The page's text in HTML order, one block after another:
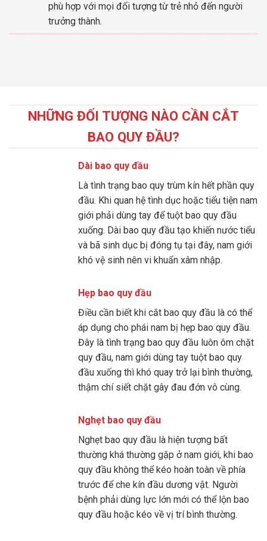
phù hợp với mọi đối tượng từ trẻ nhỏ đến người
trưởng thành.
NHỮNG ĐỐI TƯỢNG NÀO CẦN CẮT
BAO QUY ĐẦU?
Dài bao quy đầu
Là tình trạng bao quy trùm kín hết phần quy
đầu. Khi quan hệ tình dục hoặc tiểu tiện nam
giới phải dùng tay để tuột bao quy đầu
xuống. Dài bao quy đầu tạo khiến nước tiểu
và bã sinh dục bị đóng tụ tại đây, nam giới
khó vệ sinh nên vi khuẩn xâm nhập.
Hẹp bao quy đầu
Điều cần biết khi cắt bao quy đầu là có thể
áp dụng cho phái nam bị hẹp bao quy đầu.
Đây là tình trạng bao quy đầu luôn ôm chặt
quy đầu, nam giới dùng tay tuột bao quy
đầu xuống thì khó quay trở lại bình thường,
thậm chí siết chặt gây đau đớn vô cùng.
Nghẹt bao quy đầu
Nghẹt bao quy đầu là hiện tượng bất
thường khá thường gặp ở nam giới, khi bao
quy đầu không thể kéo hoàn toàn về phía
trước để che kín đầu dương vật. Người
bệnh phải dùng lực lớn mới có thể lộn bao
quy đầu hoặc kéo về vị trí bình thường.